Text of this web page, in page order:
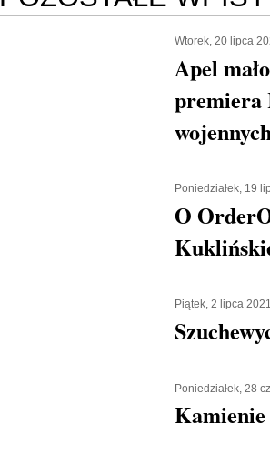
Wtorek, 20 lipca
Apel
premiera
Poniedziałek, 19
O
Piątek, 2 lipca
Poniedziałek, 28
Kamienie